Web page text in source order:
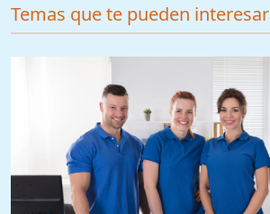
Temas que te pueden interesar